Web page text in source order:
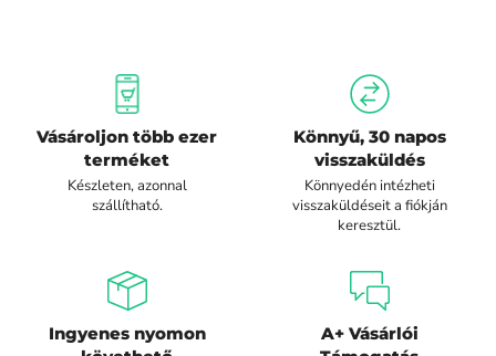
Vásároljon több ezer
terméket
Készleten, azonnal
szállítható.
Könnyű, 30 napos
visszaküldés
Könnyedén intézheti
visszaküldéseit a fiókján
keresztül.
Ingyenes nyomon
A+ Vásárlói